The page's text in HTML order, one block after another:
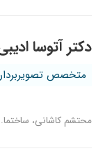
دکتر آتوسا
متخصص
محتشم کاشانی،